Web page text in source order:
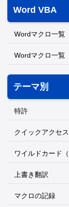
Word VBA
Wordマクロ一覧
Wordマクロ一覧
テーマ別
特許
クイックアクセ
ワイルドカード（
上書き翻訳
マクロの記録